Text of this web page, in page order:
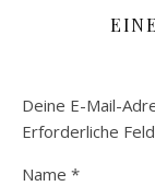
Deine E-Mail-
Erforderliche
Name *